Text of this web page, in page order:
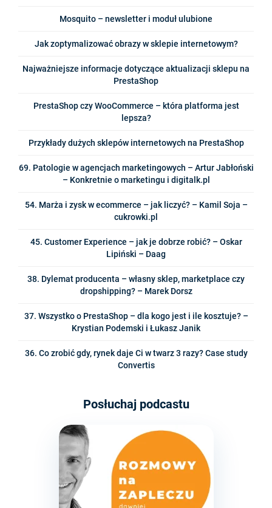
Mosquito – newsletter i moduł ulubione
Jak zoptymalizować obrazy w sklepie internetowym?
Najważniejsze informacje dotyczące aktualizacji sklepu na
PrestaShop
PrestaShop czy WooCommerce – która platforma jest
lepsza?
Przykłady dużych sklepów internetowych na PrestaShop
69. Patologie w agencjach marketingowych – Artur Jabłoński
– Konkretnie o marketingu i digitalk.pl
54. Marża i zysk w ecommerce – jak liczyć? – Kamil Soja –
cukrowki.pl
45. Customer Experience – jak je dobrze robić? – Oskar
Lipiński – Daag
38. Dylemat producenta – własny sklep, marketplace czy
dropshipping? – Marek Dorsz
37. Wszystko o PrestaShop – dla kogo jest i ile kosztuje? –
Krystian Podemski i Łukasz Janik
36. Co zrobić gdy, rynek daje Ci w twarz 3 razy? Case study
Convertis
Posłuchaj podcastu